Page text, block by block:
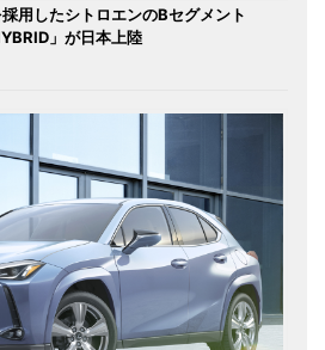
用したシトロエンのBセグメント
」が日本上陸